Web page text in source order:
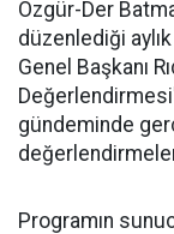
​Özgür-Der
düzenlediği
Genel Başkanı
gündeminde
Programın